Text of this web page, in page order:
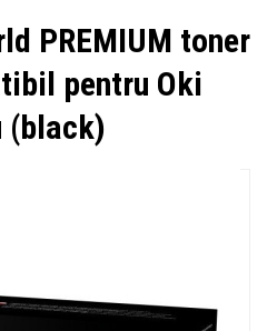
PREMIUM toner
pentru Oki
(black)